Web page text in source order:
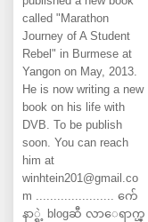
called "Marathon
Journey of A Student
Rebel" in Burmese at
Yangon on May, 2013.
He is now writing a new
book on his life with
DVB. To be publish
soon. You can reach
him at
winhtein201@gmail.co
m ...................... က်ေ
နာ္ရဲ့ blogဆီ လာေရာက္ၾ